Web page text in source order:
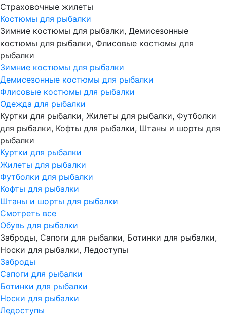
Страховочные жилеты
Костюмы для рыбалки
Зимние костюмы для рыбалки, Демисезонные
костюмы для рыбалки, Флисовые костюмы для
рыбалки
Зимние костюмы для рыбалки
Демисезонные костюмы для рыбалки
Флисовые костюмы для рыбалки
Одежда для рыбалки
Куртки для рыбалки, Жилеты для рыбалки, Футболки
для рыбалки, Кофты для рыбалки, Штаны и шорты для
рыбалки
Куртки для рыбалки
Жилеты для рыбалки
Футболки для рыбалки
Кофты для рыбалки
Штаны и шорты для рыбалки
Смотреть все
Обувь для рыбалки
Заброды, Сапоги для рыбалки, Ботинки для рыбалки,
Носки для рыбалки, Ледоступы
Заброды
Сапоги для рыбалки
Ботинки для рыбалки
Носки для рыбалки
Ледоступы